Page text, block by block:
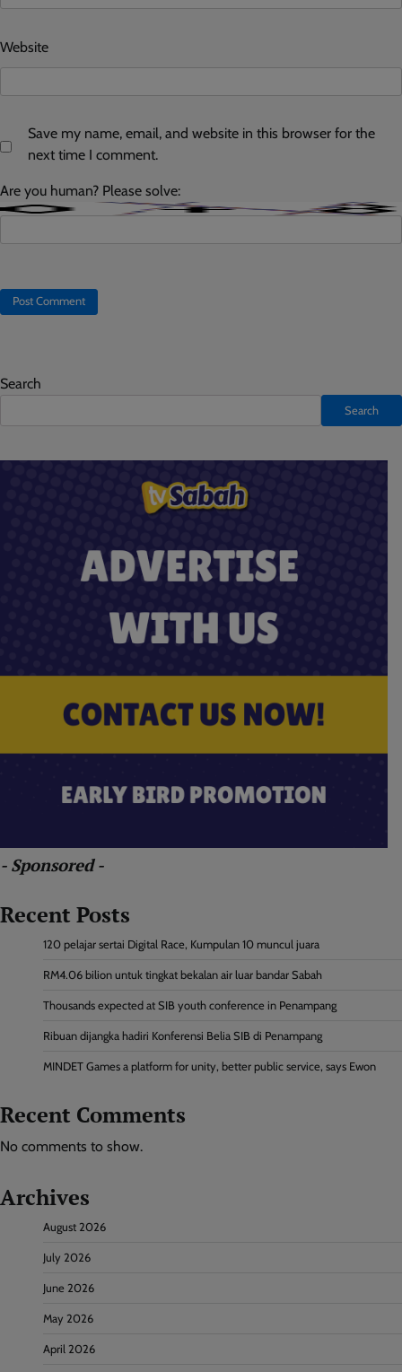
Website
Save my name, email, and website in this browser for the
next time I comment.
Are you human? Please solve:
Search
Search
- Sponsored -
Recent Posts
120 pelajar sertai Digital Race, Kumpulan 10 muncul juara
RM4.06 bilion untuk tingkat bekalan air luar bandar Sabah
Thousands expected at SIB youth conference in Penampang
Ribuan dijangka hadiri Konferensi Belia SIB di Penampang
MINDET Games a platform for unity, better public service, says Ewon
Recent Comments
No comments to show.
Archives
August 2026
July 2026
June 2026
May 2026
April 2026